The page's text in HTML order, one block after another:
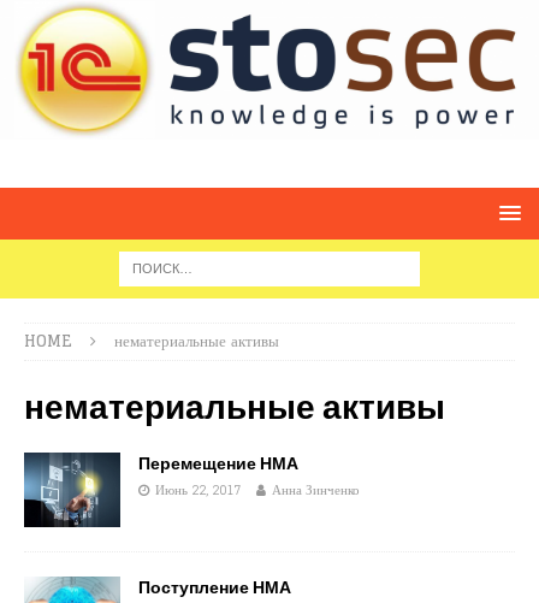
HOME нематериальные активы
нематериальные активы
Перемещение НМА
Июнь 22, 2017 Анна Зинченко
Поступление НМА